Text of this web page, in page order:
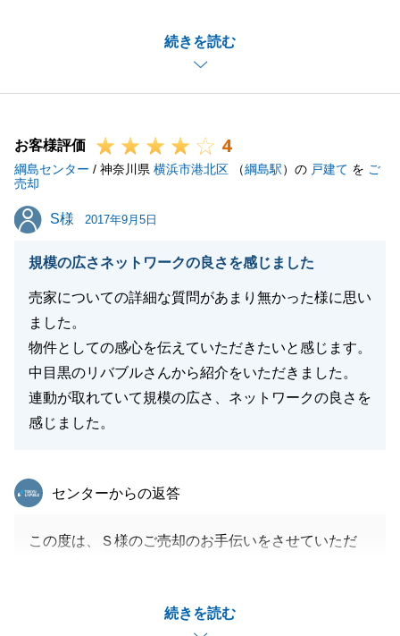
続きを読む
させていただき、無事ご成約できたこと、本当に嬉し
く、光栄に思っております。
T様におかれましては、お仕事でお忙しい中、遠方よ
たこと、本当にありがとうございました。
私も密なご連絡、タイムリーなご報告を心がけてはお
りましたが、やはり直接お会いして、ご相談させてい
ただいたことで、共通認識を持つことができ、良いタ
将来T様がこちらにお戻りになり、お住まいをお探し
になる際は、是非またお声掛けください！
それまでにより良い営業マンとなれるよう、日々成長
してまいります。
またお目に掛かれる日を楽しみにしております。
今後ともよろしくお願いいたします。
お客様評価 4
綱島センター / 神奈川県 横浜市港北区 （綱島駅）の 戸建て を ご
売却
S様
S様 2017年9月5日
規模の広さネットワークの良さを感じました
売家についての詳細な質問があまり無かった様に思い
ました。
物件としての感心を伝えていただきたいと感じます。
中目黒のリバブルさんから紹介をいただきました。
連動が取れていて規模の広さ、ネットワークの良さを
感じました。
続きを読む
東急リバブル
センターからの返答
この度は、Ｓ様のご売却のお手伝いをさせていただ
だきまして、無事お引渡しを迎えることができまし